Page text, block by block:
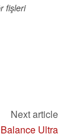
fişleri
Next article
Ultra